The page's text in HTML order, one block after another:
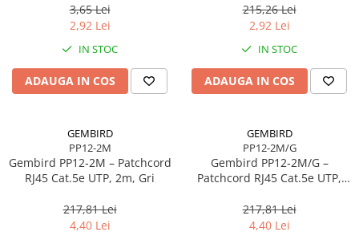
Ecrane Touchscreen Digital Signage
Proiectoare
Proiectoare Business
Proiectoare Consumer
Ventilatoare & Sisteme de Răcire
Accesorii componente
Unități optice
Blu-Ray, CD/DVD & Floppy Drives
Prize cu Protecție
USB & Card Readers
Cititoare de Carduri Usb
3,65 Lei
2,92 Lei
IN STOC
ADAUGA IN COS
215,26 Lei
2,92 Lei
IN STOC
ADAUGA IN COS
GEMBIRD
PP12-2M
Gembird PP12‑2M – Patchcord
RJ45 Cat.5e UTP, 2m, Gri
217,81 Lei
4,40 Lei
GEMBIRD
PP12-2M/G
Gembird PP12‑2M/G –
Patchcord RJ45 Cat.5e UTP,
217,81 Lei
4,40 Lei